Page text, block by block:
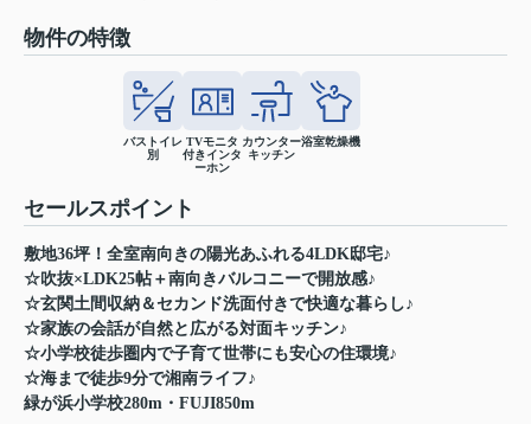
物件の特徴
バストイレ
別
TVモニタ
付きインタ
ーホン
カウンター
キッチン
浴室乾燥機
セールスポイント
敷地36坪！全室南向きの陽光あふれる4LDK邸宅♪
☆吹抜×LDK25帖＋南向きバルコニーで開放感♪
☆玄関土間収納＆セカンド洗面付きで快適な暮らし♪
☆家族の会話が自然と広がる対面キッチン♪
☆小学校徒歩圏内で子育て世帯にも安心の住環境♪
☆海まで徒歩9分で湘南ライフ♪
緑が浜小学校280m・FUJI850m